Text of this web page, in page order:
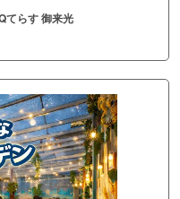
てらす 御来光